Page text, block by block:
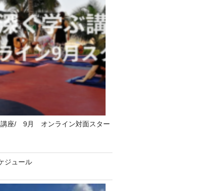
講座/ 9月 オンライン対面スター
ジュール